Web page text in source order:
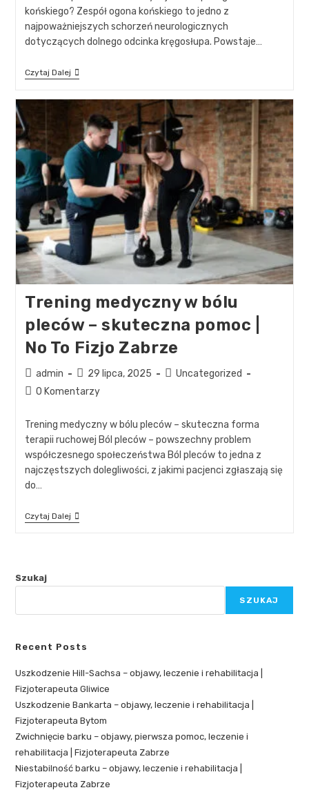
końskiego? Zespół ogona końskiego to jedno z
najpoważniejszych schorzeń neurologicznych
dotyczących dolnego odcinka kręgosłupa. Powstaje…
Czytaj Dalej
Trening medyczny w bólu
pleców – skuteczna pomoc |
No To Fizjo Zabrze
admin 29 lipca, 2025
Uncategorized
0 Komentarzy
Trening medyczny w bólu pleców – skuteczna forma
terapii ruchowej Ból pleców – powszechny problem
współczesnego społeczeństwa Ból pleców to jedna z
najczęstszych dolegliwości, z jakimi pacjenci zgłaszają się
do…
Czytaj Dalej
Szukaj
SZUKAJ
Recent Posts
Uszkodzenie Hill-Sachsa – objawy, leczenie i rehabilitacja |
Fizjoterapeuta Gliwice
Uszkodzenie Bankarta – objawy, leczenie i rehabilitacja |
Fizjoterapeuta Bytom
Zwichnięcie barku – objawy, pierwsza pomoc, leczenie i
rehabilitacja | Fizjoterapeuta Zabrze
Niestabilność barku – objawy, leczenie i rehabilitacja |
Fizjoterapeuta Zabrze